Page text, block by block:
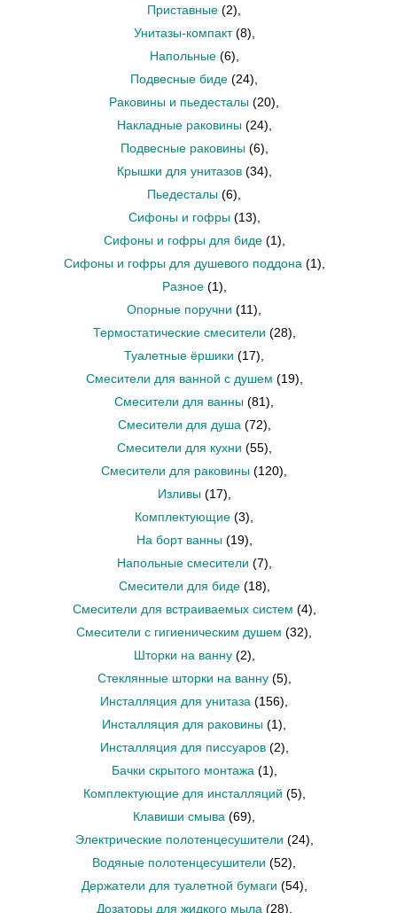
Приставные (2)
Унитазы-компакт (8)
Напольные (6)
Подвесные биде (24)
Раковины и пьедесталы (20)
Накладные раковины (24)
Подвесные раковины (6)
Крышки для унитазов (34)
Пьедесталы (6)
Сифоны и гофры (13)
Сифоны и гофры для биде (1)
Сифоны и гофры для душевого поддона (1)
Разное (1)
Опорные поручни (11)
Термостатические смесители (28)
Туалетные ёршики (17)
Смесители для ванной с душем (19)
Смесители для ванны (81)
Смесители для душа (72)
Смесители для кухни (55)
Смесители для раковины (120)
Изливы (17)
Комплектующие (3)
На борт ванны (19)
Напольные смесители (7)
Смесители для биде (18)
Смесители для встраиваемых систем (4)
Смесители с гигиеническим душем (32)
Шторки на ванну (2)
Стеклянные шторки на ванну (5)
Инсталляция для унитаза (156)
Инсталляция для раковины (1)
Инсталляция для писсуаров (2)
Бачки скрытого монтажа (1)
Комплектующие для инсталляций (5)
Клавиши смыва (69)
Электрические полотенцесушители (24)
Водяные полотенцесушители (52)
Держатели для туалетной бумаги (54)
Дозаторы для жидкого мыла (28)